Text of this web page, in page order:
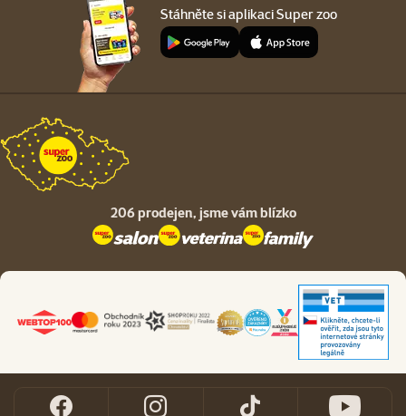
Stáhněte si aplikaci Super zoo
206 prodejen, jsme vám blízko